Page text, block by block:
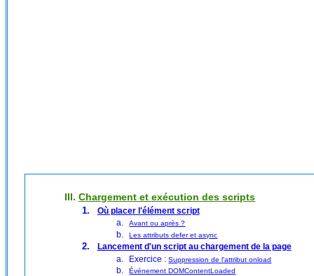
III.Chargement et exécution des scripts
Où placer l'élément script
Avant ou après ?
Les attributs defer et async
Lancement d'un script au chargement de la page
Exercice :Suppression de l'attribut onload
Événement DOMContentLoaded